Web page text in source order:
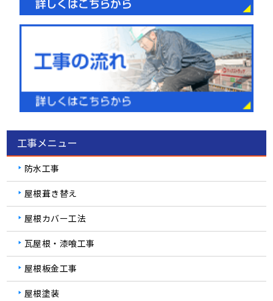
工事メニュー
防水工事
屋根葺き替え
屋根カバー工法
瓦屋根・漆喰工事
屋根板金工事
屋根塗装